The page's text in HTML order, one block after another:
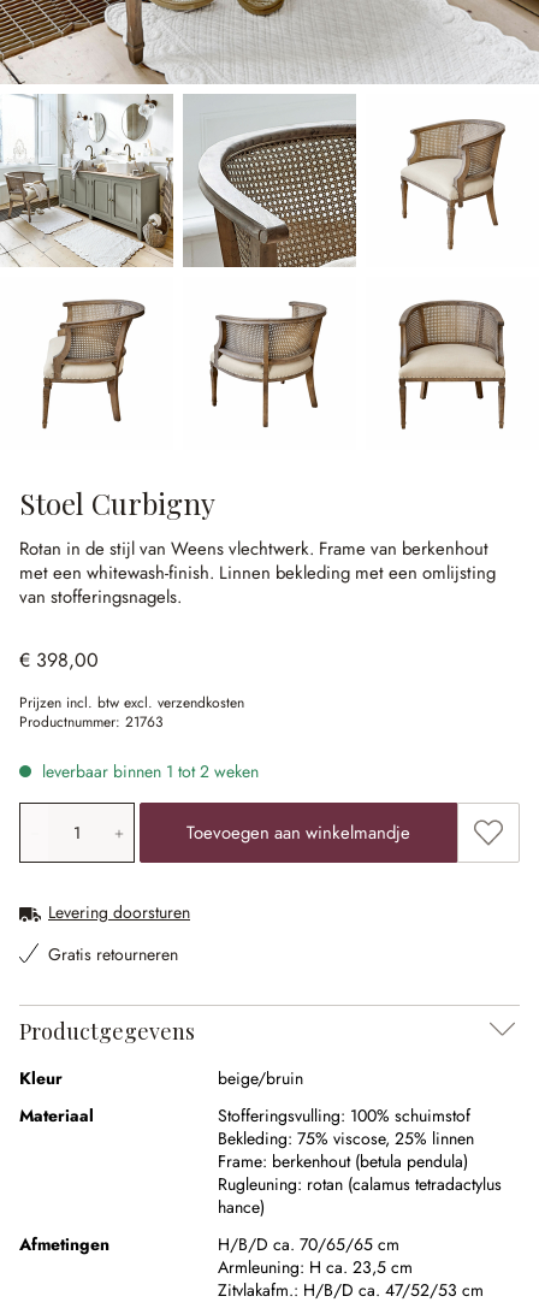
Stoel Curbigny
Rotan in de stijl van Weens vlechtwerk. Frame van berkenhout
met een whitewash-finish. Linnen bekleding met een omlijsting
van stofferingsnagels.
€ 398,00
Prijzen incl. btw excl. verzendkosten
Productnummer: 21763
leverbaar binnen 1 tot 2 weken
Producthoeveelheid: voer de gewenste waarde in of
Toevoegen aan winkelmandje
Levering doorsturen
Gratis retourneren
Productgegevens
Kleur
beige/bruin
Materiaal
Stofferingsvulling: 100% schuimstof
Bekleding: 75% viscose, 25% linnen
Frame: berkenhout (betula pendula)
Rugleuning: rotan (calamus tetradactylus
hance)
Afmetingen
H/B/D ca. 70/65/65 cm
Armleuning: H ca. 23,5 cm
Zitvlakafm.: H/B/D ca. 47/52/53 cm